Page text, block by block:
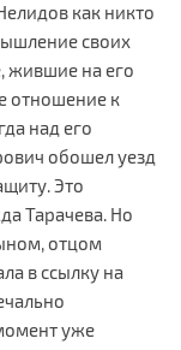
как никто
своих
жившие на его
отношение к
над его
обошел уезд
Это
Тарачева. Но
отцом
в ссылку на
уже